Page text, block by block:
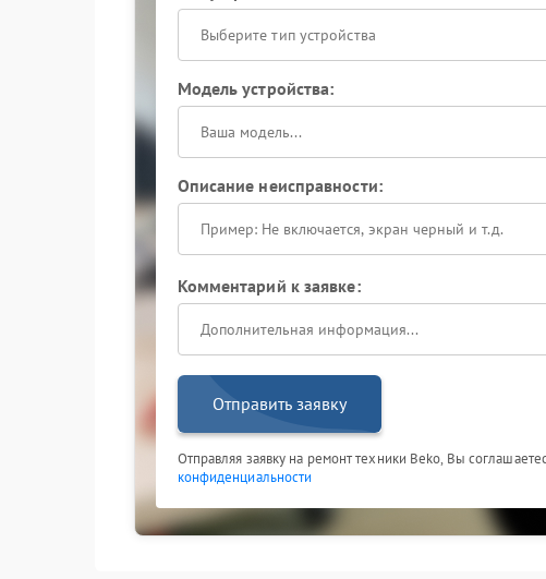
Выберите тип устройства
Модель устройства:
Описание неисправности:
Комментарий к заявке:
Отправить заявку
Отправляя заявку на ремонт техники Beko, Вы
конфиденциальности